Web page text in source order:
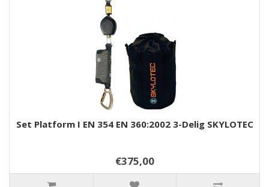
Set Platform I EN 354 EN 360:2002 3-Delig SKYLOTEC
€375,00